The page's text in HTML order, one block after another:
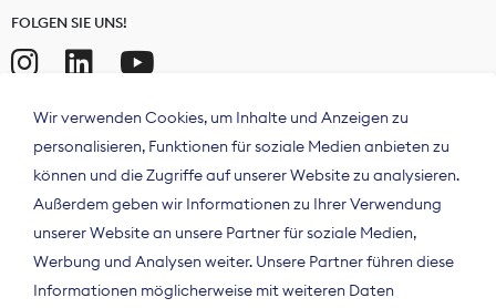
FOLGEN SIE UNS!
Wir verwenden Cookies, um Inhalte und Anzeigen zu
personalisieren, Funktionen für soziale Medien anbieten zu
können und die Zugriffe auf unserer Website zu analysieren.
Außerdem geben wir Informationen zu Ihrer Verwendung
unserer Website an unsere Partner für soziale Medien,
Werbung und Analysen weiter. Unsere Partner führen diese
Informationen möglicherweise mit weiteren Daten